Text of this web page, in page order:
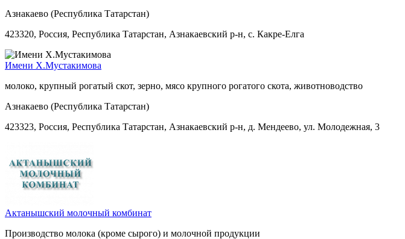
Азнакаево (Республика Татарстан)
423320, Россия, Республика Татарстан, Азнакаевский р-н, с. Какре-Елга
Имени Х.Мустакимова
молоко, крупный рогатый скот, зерно, мясо крупного рогатого скота, животноводство
Азнакаево (Республика Татарстан)
423323, Россия, Республика Татарстан, Азнакаевский р-н, д. Мендеево, ул. Молодежная, 3
Актанышский молочный комбинат
Производство молока (кроме сырого) и молочной продукции